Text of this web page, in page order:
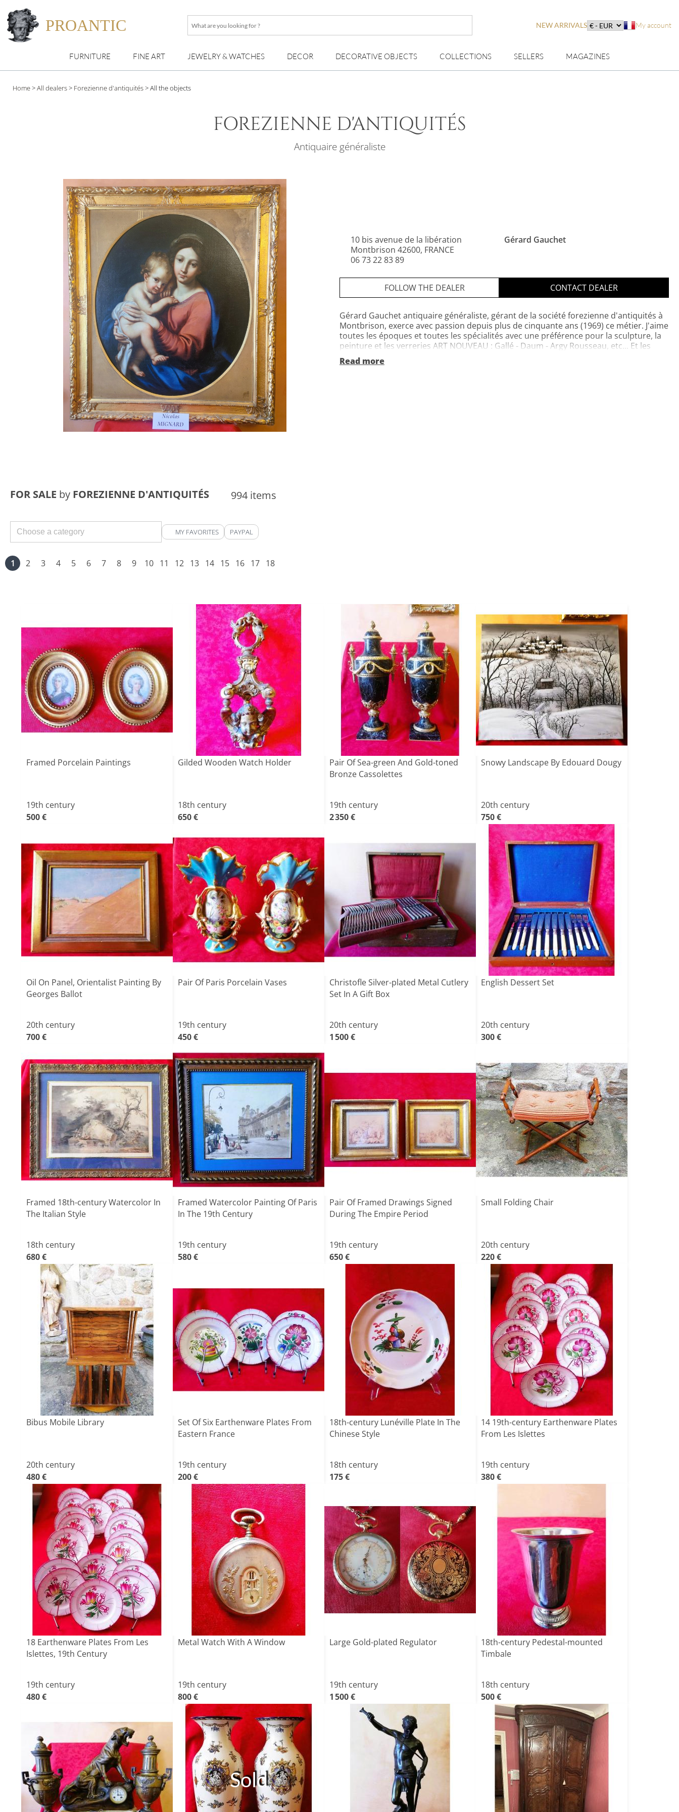
PROANTIC
What
looking
for
NEW ARRIVALS My account
FURNITURE FINE ART JEWELRY & WATCHES DECOR DECORATIVE OBJECTS COLLECTIONS SELLERS MAGAZINES
Home>All dealers> Forezienne d'antiquités>All the objects
FOREZIENNE D'ANTIQUITÉS
Antiquaire généraliste
10 bis avenue de la libération
Montbrison 42600, FRANCE
06 73 22 83 89
Gérard Gauchet
FOLLOW THE DEALER CONTACT DEALER
Gérard Gauchet antiquaire généraliste, gérant de la société forezienne d'antiquités à
Montbrison, exerce avec passion depuis plus de cinquante ans (1969) ce métier. J'aime
toutes les époques et toutes les spécialités avec une préférence pour la sculpture, la
peinture et les verreries ART NOUVEAU : Gallé - Daum - Argy Rousseau, etc... Et les
bronzes : personnages et animaux ainsi que la sculpture religieuse. Je réponds à
toutes propositions d'achats dans toutes régions. Successions - partages - estimation
Read more
FOR SALE by FOREZIENNE D'ANTIQUITÉS 994 items
MY FAVORITES PAYPAL
1 2 3 4 5 6 7 8 9 10 11 12 13 14 15 16 17 18
Framed Porcelain Paintings
19th century
500 €
Gilded Wooden Watch Holder
18th century
650 €
Pair Of Sea-green And Gold-toned
Bronze Cassolettes
19th century
2 350 €
Snowy Landscape By Edouard Dougy
20th century
750 €
Oil On Panel, Orientalist Painting By
Georges Ballot
20th century
700 €
Pair Of Paris Porcelain Vases
19th century
450 €
Christofle Silver-plated Metal Cutlery
Set In A Gift Box
20th century
1 500 €
English Dessert Set
20th century
300 €
Framed 18th-century Watercolor In
The Italian Style
18th century
680 €
Framed Watercolor Painting Of Paris
In The 19th Century
19th century
580 €
Pair Of Framed Drawings Signed
During The Empire Period
19th century
650 €
Small Folding Chair
20th century
220 €
Bibus Mobile Library
20th century
480 €
Set Of Six Earthenware Plates From
Eastern France
19th century
200 €
18th-century Lunéville Plate In The
Chinese Style
18th century
175 €
14 19th-century Earthenware Plates
From Les Islettes
19th century
380 €
18 Earthenware Plates From Les
Islettes, 19th Century
19th century
480 €
Metal Watch With A Window
19th century
800 €
Large Gold-plated Regulator
19th century
1 500 €
18th-century Pedestal-mounted
Timbale
18th century
500 €
Sold